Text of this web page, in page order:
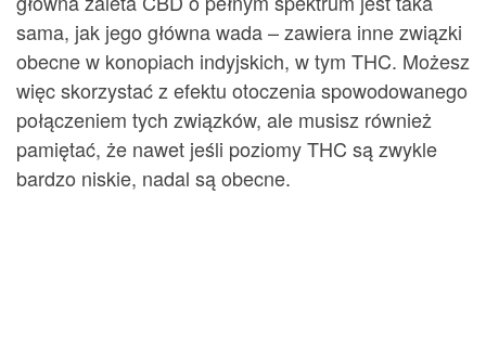
sama, jak jego główna wada – zawiera inne związki
obecne w konopiach indyjskich, w tym THC. Możesz
więc skorzystać z efektu otoczenia spowodowanego
połączeniem tych związków, ale musisz również
pamiętać, że nawet jeśli poziomy THC są zwykle
bardzo niskie, nadal są obecne.